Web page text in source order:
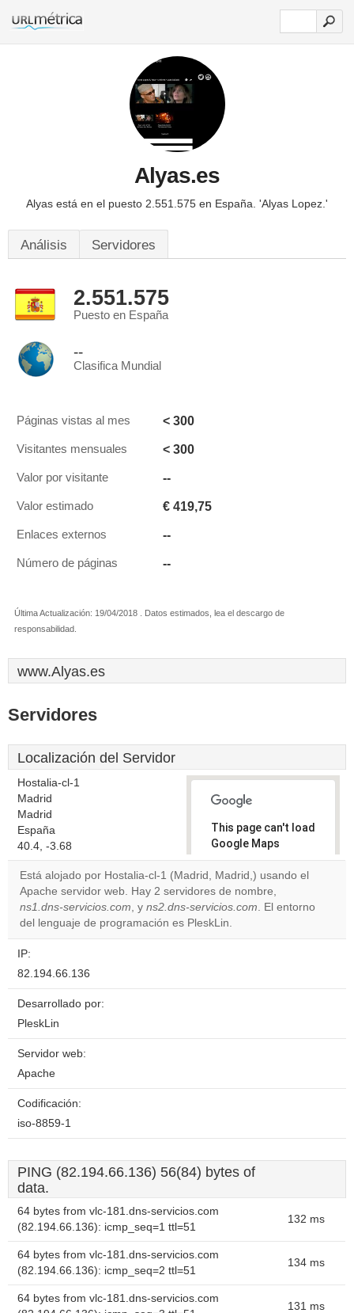
Alyas.es
Alyas está en el puesto 2.551.575 en España. 'Alyas Lopez.'
Análisis Servidores
2.551.575
Puesto en España
--
Clasifica Mundial
Páginas vistas al mes < 300
Visitantes mensuales < 300
Valor por visitante --
Valor estimado € 419,75
Enlaces externos --
Número de páginas --
Última Actualización: 19/04/2018 . Datos estimados, lea el descargo de
responsabilidad.
www.Alyas.es
Servidores
Localización del Servidor
Hostalia-cl-1
Madrid
Madrid
España
40.4, -3.68
This page can't load
Google Maps
correctly.
Do you
own this
website?
OK
Está alojado por Hostalia-cl-1 (Madrid, Madrid,) usando el
Apache servidor web. Hay 2 servidores de nombre,
ns1.dns-servicios.com, y ns2.dns-servicios.com. El entorno
del lenguaje de programación es PleskLin.
IP:
82.194.66.136
Desarrollado por:
PleskLin
Servidor web:
Apache
Codificación:
iso-8859-1
PING (82.194.66.136) 56(84) bytes of
data.
64 bytes from vlc-181.dns-servicios.com
(82.194.66.136): icmp_seq=1 ttl=51
132 ms
64 bytes from vlc-181.dns-servicios.com
(82.194.66.136): icmp_seq=2 ttl=51
134 ms
64 bytes from vlc-181.dns-servicios.com
131 ms